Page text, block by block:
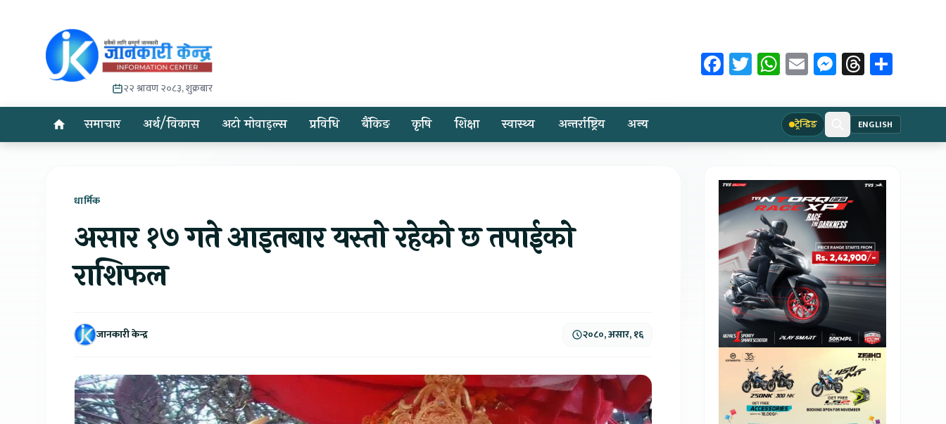
२२ श्रावण २०८३, शुक्रबार
Facebook
Twitter
WhatsApp
EmailMessenger
Threads
समाचार अर्थ/विकास अटो मोवाइल्स प्रविधि बैंकिङ कृषि शिक्षा स्वास्थ्य अन्तर्राष्ट्रिय अन्य ट्रेन्डिङ ENGLISH
धार्मिक
असार १७ गते आइतबार यस्तो रहेको छ तपाईको
राशिफल
जानकारी केन्द्र २०८०, असार, १६